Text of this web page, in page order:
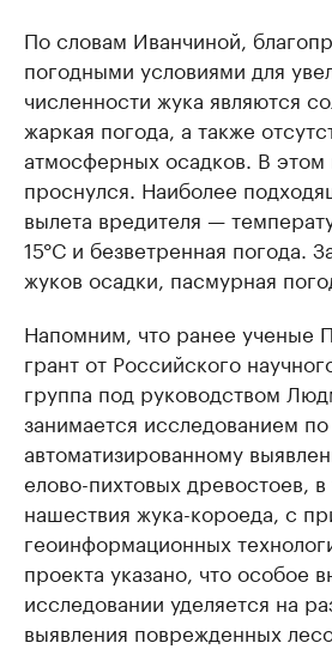
По словам Иванчиной,
погодными условиями для
численности жука являются
жаркая погода, а также
атмосферных осадков. В
проснулся. Наиболее
вылета вредителя —
15°С и безветренная погода.
жуков осадки, пасмурная
Напомним, что ранее ученые
грант от Российского
группа под руководством
занимается исследованием
автоматизированному
елово-пихтовых древостоев,
нашествия жука-короеда, с
геоинформационных
проекта указано, что особое
исследовании уделяется на
выявления поврежденных